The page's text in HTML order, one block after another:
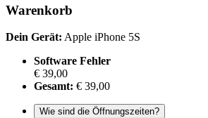
Warenkorb
Dein Gerät: Apple iPhone 5S
Software Fehler
€ 39,00
Gesamt: € 39,00
Wie sind die Öffnungszeiten?